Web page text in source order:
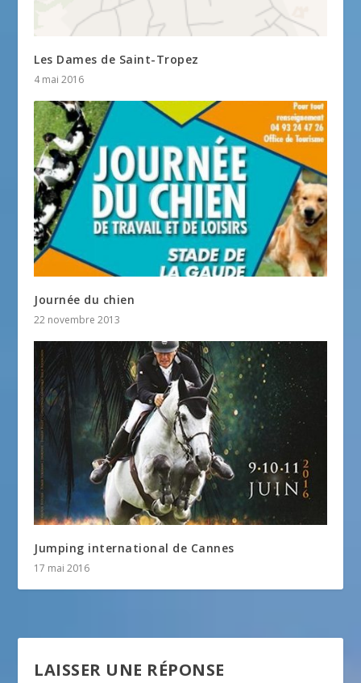
Les Dames de Saint-Tropez
4 mai 2016
Journée du chien
22 novembre 2013
Jumping international de Cannes
17 mai 2016
LAISSER UNE RÉPONSE